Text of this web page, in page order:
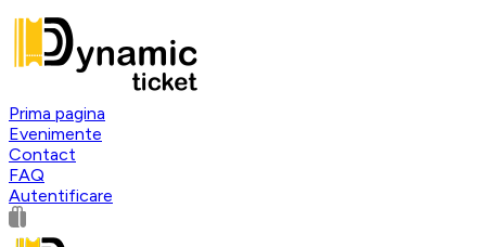
Prima pagina
Evenimente
Contact
FAQ
Autentificare